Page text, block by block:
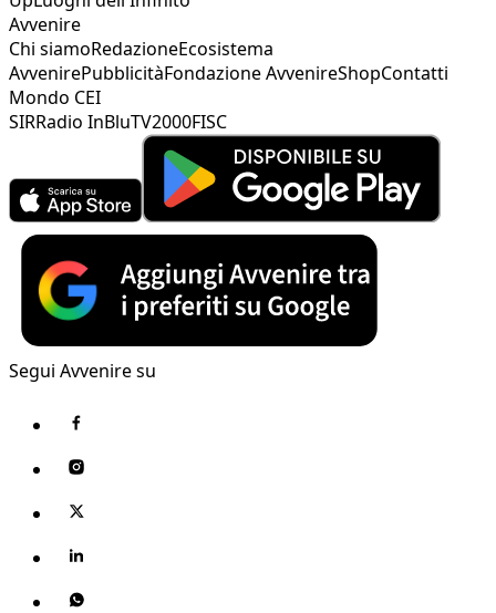
Avvenire
Chi siamoRedazioneEcosistema
AvvenirePubblicitàFondazione AvvenireShopContatti
Mondo CEI
SIRRadio InBluTV2000FISC
Segui Avvenire su